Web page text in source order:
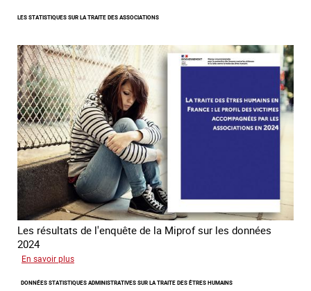
de
dans
la
lutte
contre
la
traite
LES STATISTIQUES SUR LA TRAITE DES ASSOCIATIONS
Les résultats de l'enquête de la Miprof sur les données
2024
En savoir plus
statistiques
DONNÉES STATISTIQUES ADMINISTRATIVES SUR LA TRAITE DES ÊTRES HUMAINS